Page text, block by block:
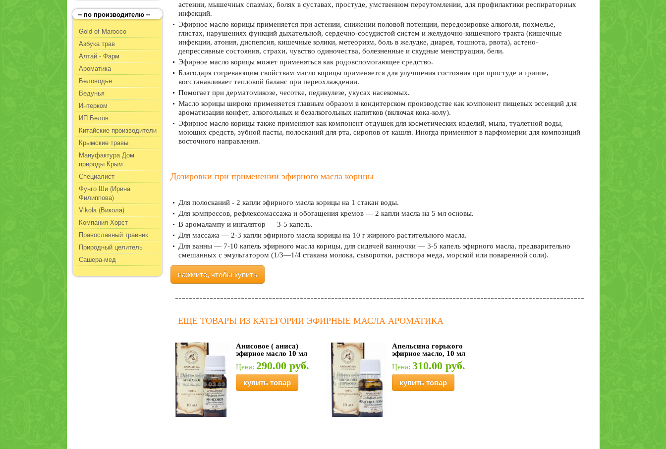
-- по производителю --
Gold of Marocco
Азбука трав
Алтай - Фарм
Ароматика
Беловодье
Ведунья
Интерком
ИП Белов
Китайские производители
Крымские травы
Мануфактура Дом
природы Крым
Специалист
Фунго Ши (Ирина
Филиппова)
Vikola (Викола)
Компания Хорст
Православный травник
Природный целитель
Сашера-мед
астении, мышечных спазмах, болях в суставах, простуде, умственном переутомлении, для профилактики респираторных
инфекций.
Эфирное масло корицы применяется при астении, снижении половой потенции, передозировке алкоголя, похмелье,
глистах, нарушениях функций дыхательной, сердечно-сосудистой систем и желудочно-кишечного тракта (кишечные
инфекции, атония, диспепсия, кишечные колики, метеоризм, боль в желудке, диарея, тошнота, рвота), астено-
депрессивные состояния, страхи, чувство одиночества, болезненные и скудные менструации, бели.
Эфирное масло корицы может применяться как родовспомогающее средство.
Благодаря согревающим свойствам масло корицы применяется для улучшения состояния при простуде и гриппе,
восстанавливает тепловой баланс при переохлаждении.
Помогает при дерматомикозе, чесотке, педикулезе, укусах насекомых.
Масло корицы широко применяется главным образом в кондитерском производстве как компонент пищевых эссенций для
ароматизации конфет, алкогольных и безалкогольных напитков (включая кока-колу).
Эфирное масло корицы также применяют как компонент отдушек для косметических изделий, мыла, туалетной воды,
моющих средств, зубной пасты, полосканий для рта, сиропов от кашля. Иногда применяют в парфюмерии для композиций
восточного направления.
Дозировки при применении эфирного масла корицы
Для полосканий - 2 капли эфирного масла корицы на 1 стакан воды.
Для компрессов, рефлексомассажа и обогащения кремов — 2 капли масла на 5 мл основы.
В аромалампу и ингалятор — 3-5 капель.
Для массажа — 2-3 капли эфирного масла корицы на 10 г жирного растительного масла.
Для ванны — 7-10 капель эфирного масла корицы, для сидячей ванночки — 3-5 капель эфирного масла, предварительно
смешанных с эмульгатором (1/3—1/4 стакана молока, сыворотки, раствора меда, морской или поваренной соли).
нажмите, чтобы купить
ЕЩЕ ТОВАРЫ ИЗ КАТЕГОРИИ ЭФИРНЫЕ МАСЛА АРОМАТИКА
Анисовое ( аниса)
эфирное масло 10 мл
Цена: 290.00 руб.
купить товар
Апельсина горького
эфирное масло, 10 мл
Цена: 310.00 руб.
купить товар